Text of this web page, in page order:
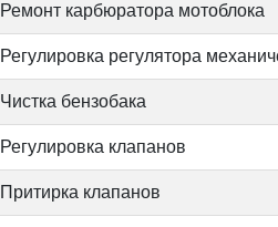
Ремонт карбюратора мотоблока
Регулировка регулятора
Чистка бензобака
Регулировка клапанов
Притирка клапанов